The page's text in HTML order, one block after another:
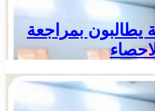
يطالبون بمراجعة